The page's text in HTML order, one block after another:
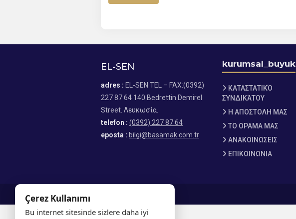
EL-SEN
adres : EL-SEN TEL – FAX:(0392)
227 87 64 140 Bedrettin Demirel
Street. Λευκωσία.
telefon : (0392) 227 87 64
eposta : bilgi@basamak.com.tr
kurumsal_buyuk
ΚΑΤΑΣΤΑΤΙΚΌ
ΣΥΝΔΙΚΆΤΟΥ
Η ΑΠΟΣΤΟΛΗ ΜΑΣ
ΤΟ ΟΡΑΜΑ ΜΑΣ
ΑΝΑΚΟΙΝΩΣΕΙΣ
ΕΠΙΚΟΙΝΩΝΙΑ
Çerez Kullanımı
Bu internet sitesinde sizlere daha iyi